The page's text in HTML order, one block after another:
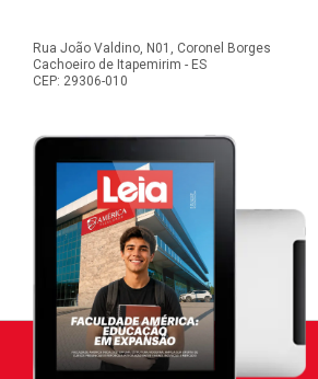
Rua João Valdino, N01, Coronel Borges
Cachoeiro de Itapemirim - ES
CEP: 29306-010